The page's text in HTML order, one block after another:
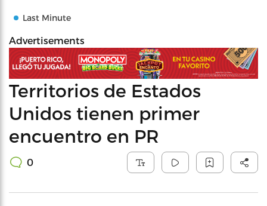
Last Minute
Advertisements
Territorios de Estados
Unidos tienen primer
encuentro en PR
0